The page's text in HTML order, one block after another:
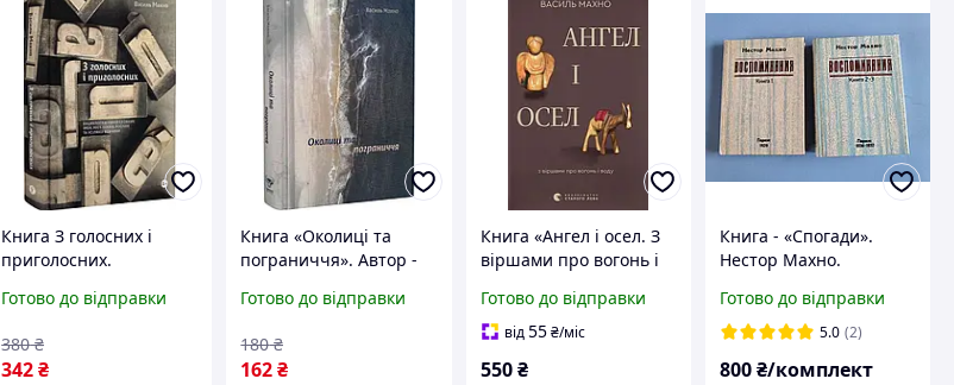
Книга З голосних і
приголосних.
словник імен, міст,
Василь Махно
Готово до відправки
342₴
380 ₴
Книга «Околиці та
пограниччя». Автор -
Готово до відправки
162₴
180 ₴
Книга «Ангел і осел. З
віршами про вогонь і
Махно
Готово до відправки
від55 ₴/міс
550 ₴
Книга - «Спогади».
Нестор Махно.
автобіографічне
історичне видання.
Готово до відправки
5.0 (2)
800₴/комплект